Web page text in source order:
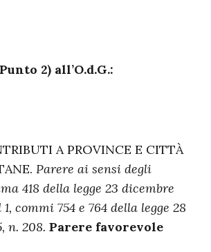
Punto 2) all’O.d.G.:
A PROVINCE E CITTÀ
Parere ai sensi degli
418 della legge 23 dicembre
1, commi 754 e 764 della legge 28
n. 208. Parere favorevole